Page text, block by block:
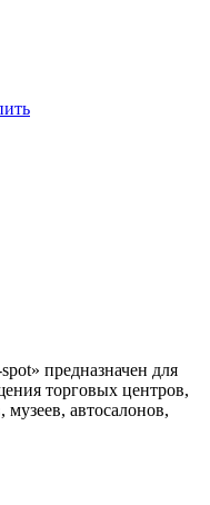
предназначен для
торговых центров,
автосалонов,